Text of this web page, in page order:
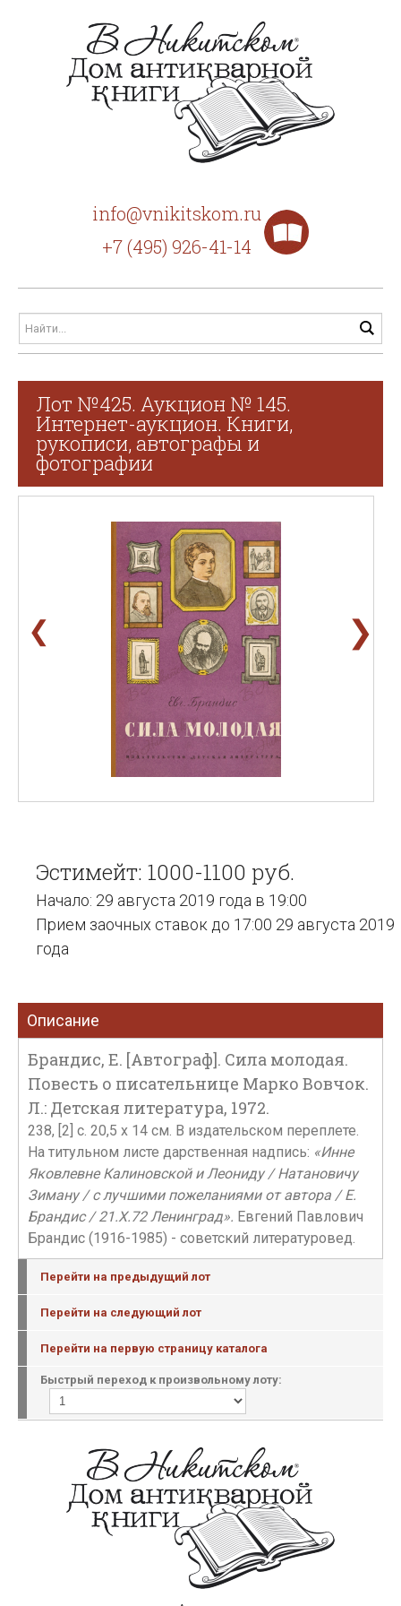
info@vnikitskom.ru
+7 (495) 926-41-14
Лот №425. Аукцион № 145.
Интернет-аукцион. Книги,
рукописи, автографы и
фотографии
❮ ❯
Эстимейт: 1000-1100 руб.
Начало: 29 августа 2019 года в 19:00
Прием заочных ставок до 17:00 29 августа 2019
года
Описание
Брандис, Е. [Автограф]. Сила молодая.
Повесть о писательнице Марко Вовчок.
Л.: Детская литература, 1972.
238, [2] с. 20,5 х 14 см. В издательском переплете.
На титульном листе дарственная надпись: «Инне
Яковлевне Калиновской и Леониду / Натановичу
Зиману / с лучшими пожеланиями от автора / Е.
Брандис / 21.X.72 Ленинград». Евгений Павлович
Брандис (1916-1985) - советский литературовед.
Перейти на предыдущий лот
Перейти на следующий лот
Перейти на первую страницу каталога
Быстрый переход к произвольному лоту: